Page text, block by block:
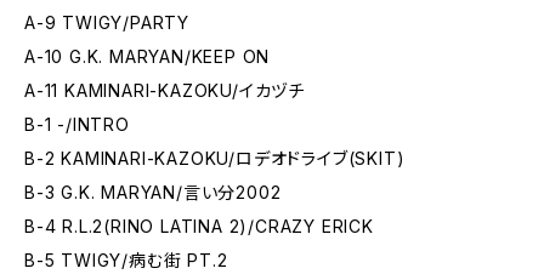
A-9 TWIGY/PARTY
A-10 G.K. MARYAN/KEEP ON
A-11 KAMINARI-KAZOKU/イカヅチ
B-1 -/INTRO
B-2 KAMINARI-KAZOKU/ロデオドライブ(SKIT)
B-3 G.K. MARYAN/言い分2002
B-4 R.L.2(RINO LATINA 2)/CRAZY ERICK
B-5 TWIGY/病む街 PT.2